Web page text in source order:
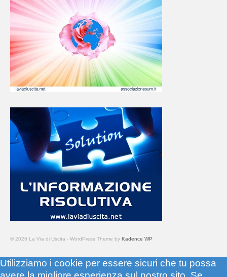
© 2026 La Via di Uscita - WordPress Theme by Kadence WP
Utilizziamo i cookie per essere sicuri che tu possa